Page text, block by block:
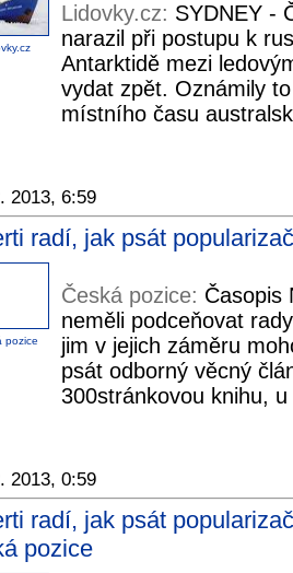
Lidovky.cz: SYDNEY -
narazil při postupu k
Antarktidě mezi
vydat zpět. Oznámily
místního času
2013, 6:59
radí, jak psát
pozice
Česká pozice: Časopis
neměli podceňovat
jim v jejich záměru
psát odborný věcný
300stránkovou knihu,
2013, 0:59
radí, jak psát
pozice